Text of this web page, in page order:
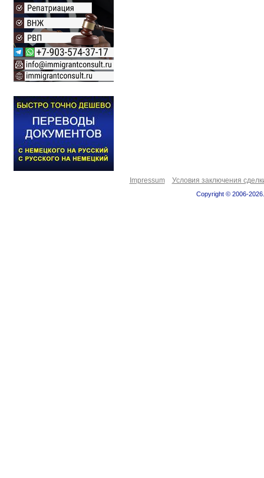
Impressum Условия заключения
Copyright © 2006-